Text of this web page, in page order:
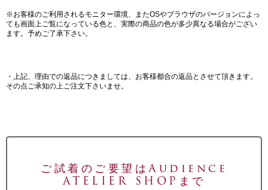
※お客様のご利用されるモニター環境、またOSやブラウザのバージョンによっ
ても画面上ご覧になっている色と、実際の商品の色が多少異なる場合がござい
ます。予めご了承下さい。
・上記、理由での返品につきましては、お客様都合の返品とさせて頂きます。
その点ご承知の上ご注文下さいませ。
ご試着のご要望はAudience
ATELIER SHOPまで